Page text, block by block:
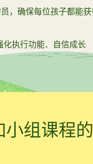
，确保每位孩子都能
化执行功能．自信成长
小组课程